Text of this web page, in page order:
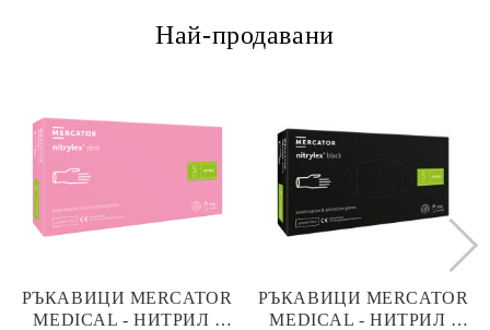
Най-продавани
РЪКАВИЦИ MERCATOR
MEDICAL - НИТРИЛ -
РЪКАВИЦИ MERCATOR
MEDICAL - НИТРИЛ -